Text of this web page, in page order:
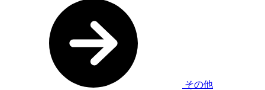
その他